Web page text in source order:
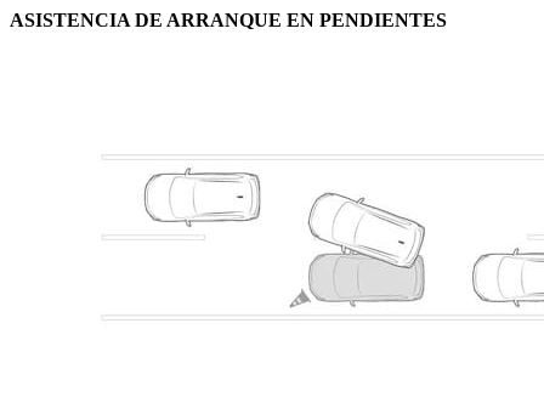
ASISTENCIA DE ARRANQUE EN PENDIENTES